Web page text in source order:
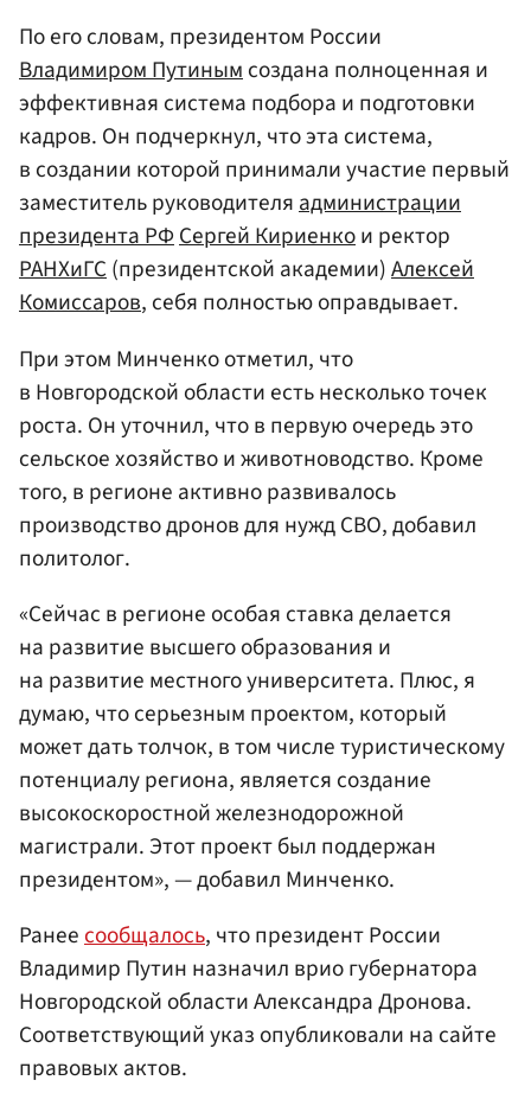
По его словам, президентом России
Владимиром Путинымсоздана полноценная и
эффективная система подбора и подготовки
кадров. Он подчеркнул, что эта система,
в создании которой принимали участие первый
заместитель руководителяадминистрации
президента РФСергей Кириенкои ректор
РАНХиГС(президентской академии)Алексей
Комиссаров, себя полностью оправдывает.
При этом Минченко отметил, что
в Новгородской области есть несколько точек
роста. Он уточнил, что в первую очередь это
сельское хозяйство и животноводство. Кроме
того, в регионе активно развивалось
производство дронов для нужд СВО, добавил
политолог.
«Сейчас в регионе особая ставка делается
на развитие высшего образования и
на развитие местного университета. Плюс, я
думаю, что серьезным проектом, который
может дать толчок, в том числе туристическому
потенциалу региона, является создание
высокоскоростной железнодорожной
магистрали. Этот проект был поддержан
президентом», — добавил Минченко.
Ранеесообщалось, что президент России
Владимир Путин назначил врио губернатора
Новгородской области Александра Дронова.
Соответствующий указ опубликовали на сайте
правовых актов.